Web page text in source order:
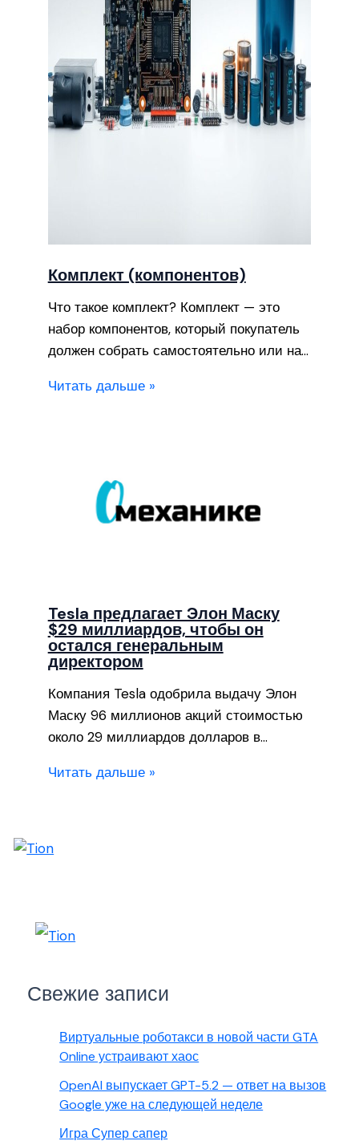
Комплект (компонентов)
Что такое комплект? Комплект — это
набор компонентов, который покупатель
должен собрать самостоятельно или на…
Читать дальше »
Tesla предлагает Элон Маску
$29 миллиардов, чтобы он
остался генеральным
директором
Компания Tesla одобрила выдачу Элон
Маску 96 миллионов акций стоимостью
около 29 миллиардов долларов в…
Читать дальше »
Свежие записи
Виртуальные роботакси в новой части GTA
Online устраивают хаос
OpenAI выпускает GPT-5.2 — ответ на вызов
Google уже на следующей неделе
Игра Супер сапер